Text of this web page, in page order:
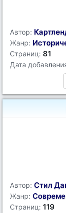
Автор:
Жанр:
Страниц: 81
Дата
Автор: Стил
Жанр:
Страниц: 119